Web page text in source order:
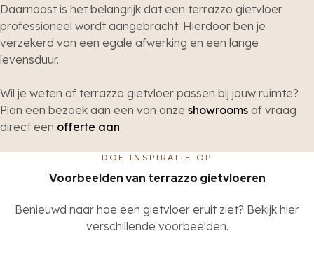
Daarnaast is het belangrijk dat een terrazzo gietvloer
professioneel wordt aangebracht. Hierdoor ben je
verzekerd van een egale afwerking en een lange
levensduur.
Wil je weten of terrazzo gietvloer passen bij jouw ruimte?
Plan een bezoek aan een van onze showrooms of vraag
direct een offerte aan.
DOE INSPIRATIE OP
Voorbeelden van terrazzo gietvloeren
Benieuwd naar hoe een gietvloer eruit ziet? Bekijk hier
verschillende voorbeelden.